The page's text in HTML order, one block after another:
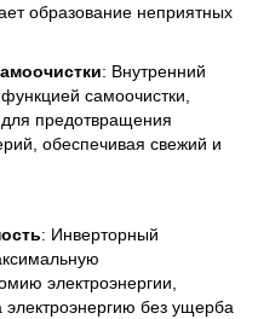
образование неприятных
: Внутренний
самоочистки,
предотвращения
обеспечивая свежий и
: Инверторный
электроэнергии,
электроэнергию без ущерба